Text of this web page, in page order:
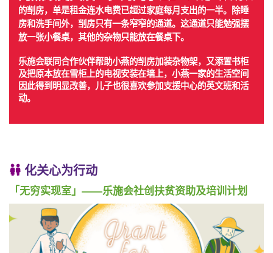
的㓥房，单是租金连水电费已超过家庭每月支出的一半。除睡
房和洗手间外，㓥房只有一条窄窄的通道。这通道只能勉强摆
放一张小餐桌，其他的杂物只能放在餐桌下。
乐施会联同合作伙伴帮助小燕的㓥房加装杂物架，又添置书柜
及把原本放在雪柜上的电视安装在墙上，小燕一家的生活空间
因此得到明显改善，儿子也很喜欢参加支援中心的英文班和活
动。
化关心为行动
「无穷实现室」——乐施会社创扶贫资助及培训计划